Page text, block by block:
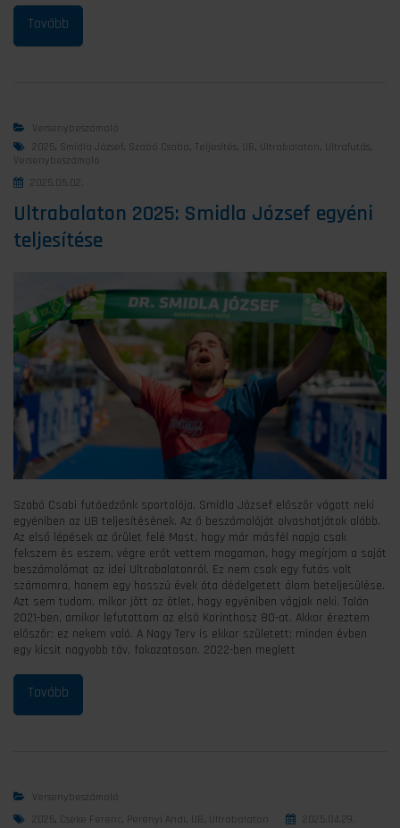
Versenybeszámoló
2025 , Smidla József, Szabó Csaba, Teljesítés, UB , Ultrabalaton , Ultrafutás,
Versenybeszámoló
2025.05.02.
Ultrabalaton 2025: Smidla József egyéni
teljesítése
Szabó Csabi futóedzőnk sportolója, Smidla József először vágott neki
egyéniben az UB teljesítésének. Az ő beszámolóját olvashatjátok alább.
Az első lépések az őrület felé Most, hogy már másfél napja csak
fekszem és eszem, végre erőt vettem magamon, hogy megírjam a saját
beszámolómat az idei Ultrabalatonról. Ez nem csak egy futás volt
számomra, hanem egy hosszú évek óta dédelgetett álom beteljesülése.
Azt sem tudom, mikor jött az ötlet, hogy egyéniben vágjak neki. Talán
2021-ben, amikor lefutottam az első Korinthosz 80-at. Akkor éreztem
először: ez nekem való. A Nagy Terv is ekkor született: minden évben
egy kicsit nagyobb táv, fokozatosan. 2022-ben meglett
Versenybeszámoló
2025 , Cseke Ferenc , Perényi Andi, UB , Ultrabalaton 2025.04.29.